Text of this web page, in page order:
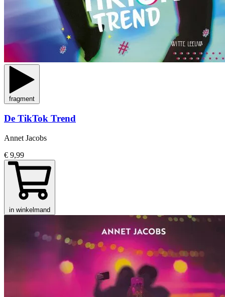
fragment
De TikTok Trend
Annet Jacobs
€ 9,99
in winkelmand